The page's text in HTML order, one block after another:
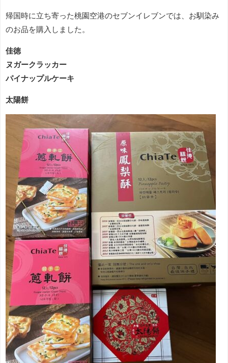
帰国時に立ち寄った桃園空港のセブンイレブンでは、お馴染み
のお品を購入しました。
佳徳
ヌガークラッカー
パイナップルケーキ
太陽餅